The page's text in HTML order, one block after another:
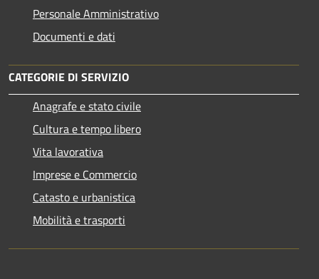
Personale Amministrativo
Documenti e dati
CATEGORIE DI SERVIZIO
Anagrafe e stato civile
Cultura e tempo libero
Vita lavorativa
Imprese e Commercio
Catasto e urbanistica
Mobilità e trasporti